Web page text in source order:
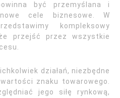
być przemyślana i
cele biznesowe. W
kompleksowy
przejść przez wszystkie
działań, niezbędne
znaku towarowego.
jego siłę rynkową,